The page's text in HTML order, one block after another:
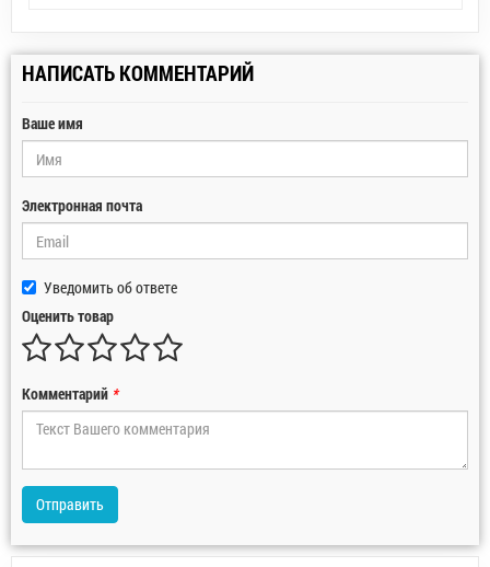
НАПИСАТЬ КОММЕНТАРИЙ
Ваше имя
Электронная почта
Уведомить об ответе
Оценить товар
Комментарий *
Отправить